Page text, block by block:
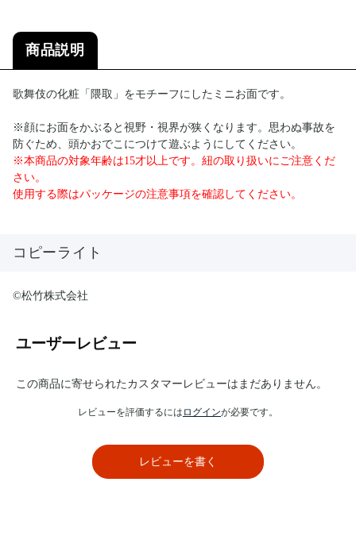
商品説明
歌舞伎の化粧「隈取」をモチーフにしたミニお面です。
※顔にお面をかぶると視野・視界が狭くなります。思わぬ事故を
防ぐため、頭かおでこにつけて遊ぶようにしてください。
※本商品の対象年齢は15才以上です。紐の取り扱いにご注意くだ
さい。
使用する際はパッケージの注意事項を確認してください。
コピーライト
©松竹株式会社
ユーザーレビュー
この商品に寄せられたカスタマーレビューはまだありません。
レビューを評価するには ログインが必要です。
レビューを書く